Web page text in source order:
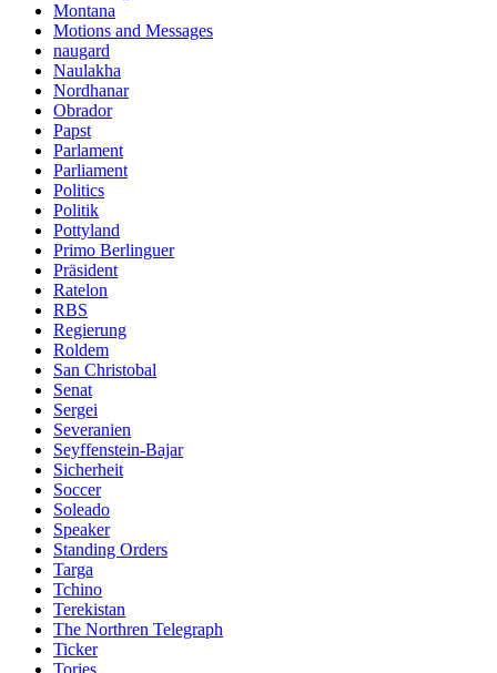
Montana
Motions and Messages
naugard
Naulakha
Nordhanar
Obrador
Papst
Parlament
Parliament
Politics
Politik
Pottyland
Primo Berlinguer
Präsident
Ratelon
RBS
Regierung
Roldem
San Christobal
Senat
Sergei
Severanien
Seyffenstein-Bajar
Sicherheit
Soccer
Soleado
Speaker
Standing Orders
Targa
Tchino
Terekistan
The Northren Telegraph
Ticker